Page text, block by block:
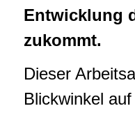
Entwicklung
zukommt.
Dieser
Blickwinkel